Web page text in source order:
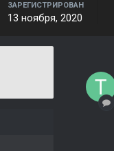
ЗАРЕГИСТРИРОВАН
13 ноября, 2020